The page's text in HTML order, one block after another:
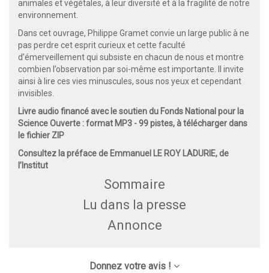
animales et végétales, à leur diversité et à la fragilité de notre
environnement.
Dans cet ouvrage, Philippe Gramet convie un large public à ne
pas perdre cet esprit curieux et cette faculté
d’émerveillement qui subsiste en chacun de nous et montre
combien l’observation par soi-même est importante. Il invite
ainsi à lire ces vies minuscules, sous nos yeux et cependant
invisibles.
Livre audio financé avec le soutien du Fonds National pour la
Science Ouverte : format MP3 - 99 pistes, à télécharger dans
le fichier ZIP
Consultez la préface de Emmanuel LE ROY LADURIE, de
l’Institut
Sommaire
Lu dans la presse
Annonce
Donnez votre avis !